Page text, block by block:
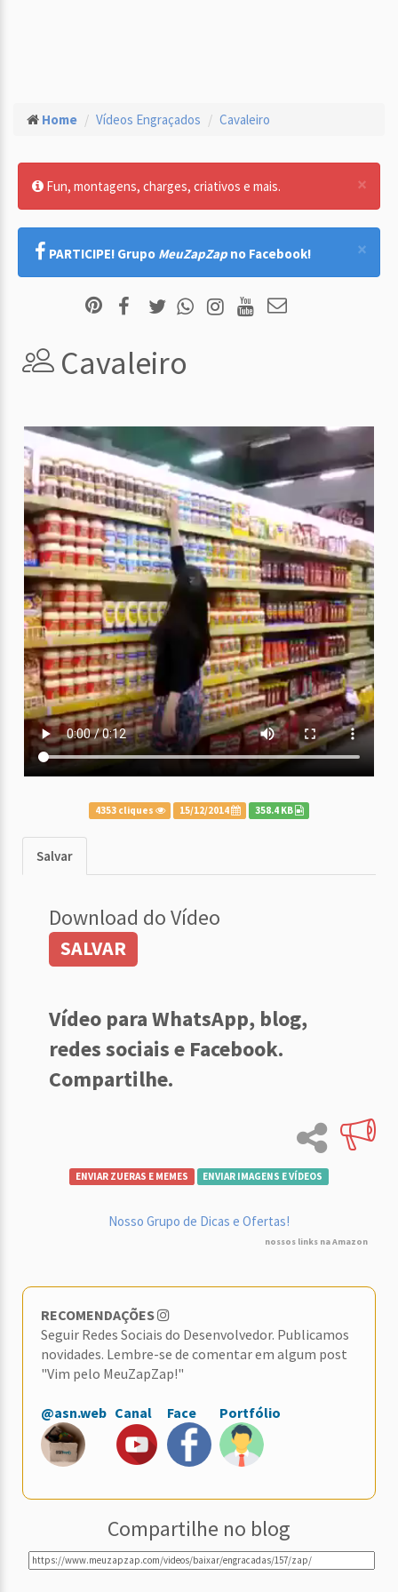
Home Vídeos Engraçados Cavaleiro
×
Fun, montagens, charges, criativos e mais.
×
PARTICIPE! Grupo MeuZapZap no Facebook!
Cavaleiro
4353 cliques 15/12/2014 358.4 KB
Salvar
Download do Vídeo
SALVAR
Vídeo para WhatsApp, blog,
redes sociais e Facebook.
Compartilhe.
ENVIAR ZUERAS E MEMES ENVIAR IMAGENS E VÍDEOS
Nosso Grupo de Dicas e Ofertas!
nossos links na Amazon
RECOMENDAÇÕES
Seguir Redes Sociais do Desenvolvedor. Publicamos
novidades. Lembre-se de comentar em algum post
"Vim pelo MeuZapZap!"
@asn.web Canal Face Portfólio
Compartilhe no blog